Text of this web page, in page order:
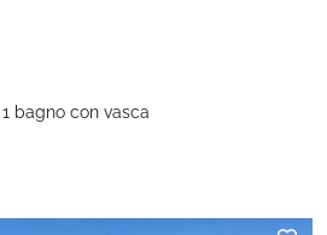
1 bagno con vasca